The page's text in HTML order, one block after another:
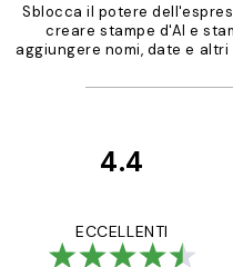
Sblocca il potere
creare stampe d'AI e
aggiungere nomi, date e
4.4
ECCELLENTI